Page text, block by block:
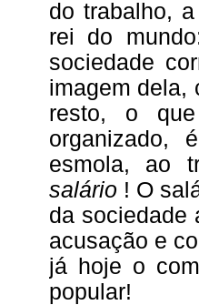
do trabalho,
rei do
sociedade
imagem dela,
resto, o
organizado,
esmola, ao
salário ! O
da sociedade
acusação e
já hoje o
popular!